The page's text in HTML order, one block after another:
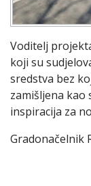
Voditelj
koji su
sredstva bez
zamišljena kao
inspiracija za
Gradonačelnik